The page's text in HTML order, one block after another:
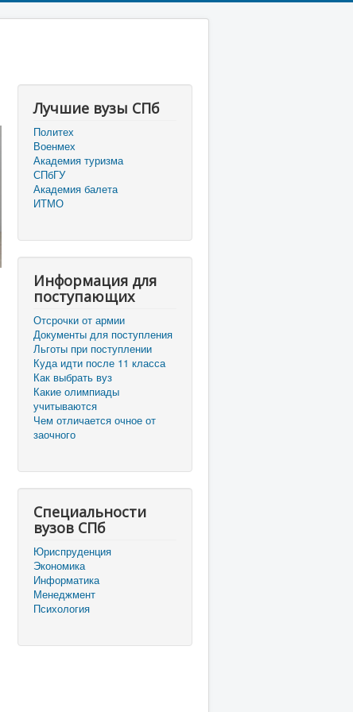
Лучшие вузы СПб
Политех
Военмех
Академия туризма
СПбГУ
Академия балета
ИТМО
Информация для
поступающих
Отсрочки от армии
Документы для поступления
Льготы при поступлении
Куда идти после 11 класса
Как выбрать вуз
Какие олимпиады
учитываются
Чем отличается очное от
заочного
Специальности
вузов СПб
Юриспруденция
Экономика
Информатика
Менеджмент
Психология